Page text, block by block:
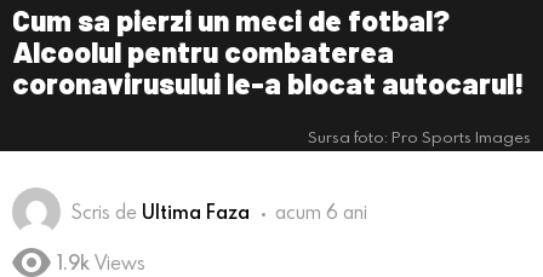
Cum sa pierzi un meci de fotbal?
Alcoolul pentru combaterea
coronavirusului le-a blocat autocarul!
Sursa foto: Pro Sports Images
Scris de Ultima Faza acum 6 ani
1.9k Views